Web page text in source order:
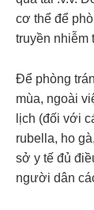
cơ thể để
truyền nhiễm
Để phòng
mùa, ngoài
lịch (đối với
rubella, ho
sở y tế đủ
người dân